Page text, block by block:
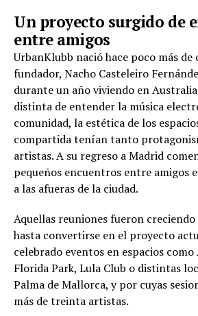
Un proyecto surgido de
entre amigos
UrbanKlubb nació hace poco más de
fundador, Nacho Casteleiro
durante un año viviendo en
distinta de entender la música
comunidad, la estética de los
compartida tenían tanto
artistas. A su regreso a Madrid
pequeños encuentros entre amigos
a las afueras de la ciudad.
Aquellas reuniones fueron
hasta convertirse en el proyecto
celebrado eventos en espacios
Florida Park, Lula Club o distintas
Palma de Mallorca, y por cuyas
más de treinta artistas.